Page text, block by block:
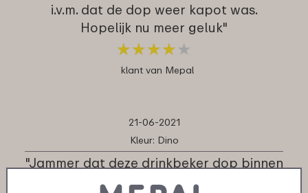
i.v.m. dat de dop weer kapot was.
Hopelijk nu meer geluk"
★★★★ ★
★★★★ ★
klant van Mepal
21-06-2021
Kleur: Dino
"Jammer dat deze drinkbeker dop binnen
een een half jaar stuk is gegaan.